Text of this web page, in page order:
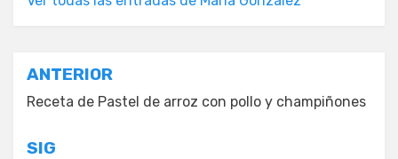
Navegación
de
entradas
ANTERIOR
Receta de Pastel de arroz con pollo y champiñones
SIG